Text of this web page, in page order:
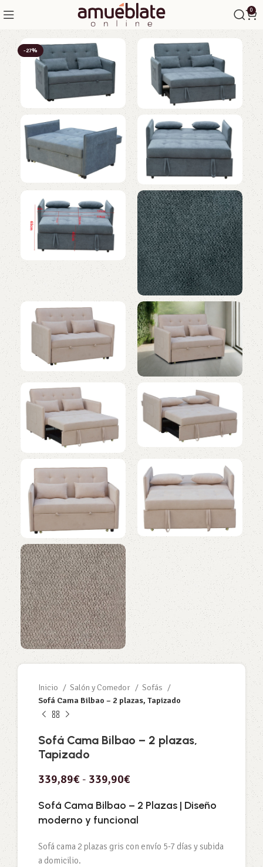
0
-27%
Inicio Salón y Comedor
Sofás
Sofá Cama Bilbao – 2 plazas, Tapizado
Sofá Cama Bilbao – 2 plazas,
Tapizado
339,89€ - 339,90€
Sofá Cama Bilbao – 2 Plazas | Diseño
moderno y funcional
Sofá cama 2 plazas gris con envío 5-7 días y subida
a domicilio.